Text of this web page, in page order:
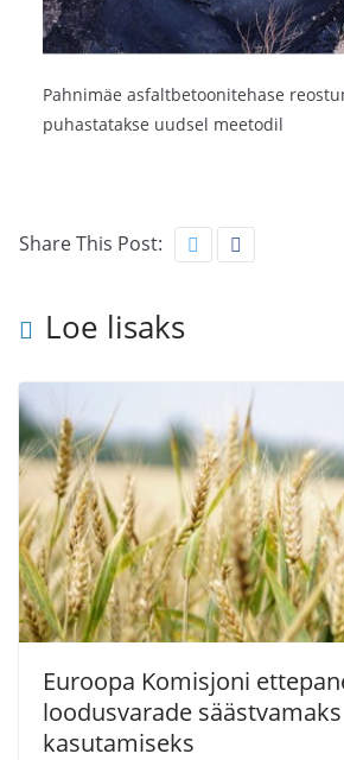
Pahnimäe asfaltbetoonitehase
puhastatakse uudsel meetodil
Share This Post:
Loe lisaks
Euroopa Komisjoni
loodusvarade säästvamaks
kasutamiseks